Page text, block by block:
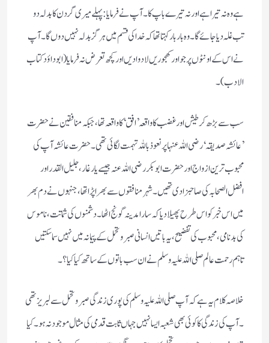
ہے وہ نہ تیرا ہے اور نہ تیرے باپ کا ۔ آپ نے فرمایا: پہلے میری گردن کا بدلہ دو
تب غلہ دیا جائے گا ۔ وہ بار بار کہتا تھا کہ خدا کی قسم میں ہرگز بدلہ نہیں دوں گا ۔ آپ
نے اس کے اونٹوں پر جو اور کھجوریں لادوا دیں اور کچھ تعرض نہ فرمایا ( ابو داؤد کتاب
الادب) ۔
سب سے بڑھ کر طیش اور غضب کا واقعہ ’افق‘ کا واقعہ تھا ، جبکہ منافقین نے حضرت
’عائشہ صدیقہ‘ رضی اللہ عنہا پر نعوذ باللہ تہمت لگائی تھی۔ حضرت عائشہ آپ کی
محبوب ترین ازواج اور حضرت ابوبکر رضی اللہ عنہ جیسے یار غار ، جلیل القدر اور
افضل الصحابہ کی صاحبزادی تھیں ۔ شہر منافقوں سے بھرا پڑا تھا ، جنہوں نے دم بھر
میں اس خبر کو اس طرح پھیلا دیا کہ سارا مدینہ گونج اٹھا ۔ دشمنوں کی شماتت ، ناموس
کی بدنامی ، محبوب کی تفضیح ، یہ باتیں انسانی صبر و تحمل کے پیمانہ میں نہیں سما سکتیں
تاہم رحمت عالم صلی اللہ علیہ وسلم نے ان سب باتوں کے ساتھ کیا کیا ؟ ۔
خلاصہ کلام یہ ہے کہ آپ صلی اللہ علیہ وسلم کی پوری زندگی صبر و تحمل سے لبریز تھی
۔ آپ کی زندگی کا کوئی بھی شعبہ ایسا نہیں جہاں ثابت قدمی کی مثال موجود نہ ہو ۔ کیا